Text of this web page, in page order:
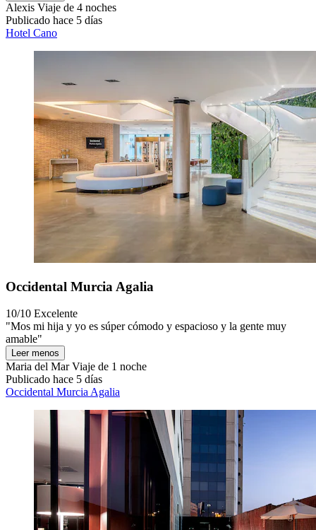
Alexis Viaje de 4 noches
Publicado hace 5 días
Hotel Cano
Occidental Murcia Agalia
10/10 Excelente
"Mos mi hija y yo es súper cómodo y espacioso y la gente muy
amable"
Leer menos
Maria del MarViaje de 1 noche
Publicado hace 5 días
Occidental Murcia Agalia